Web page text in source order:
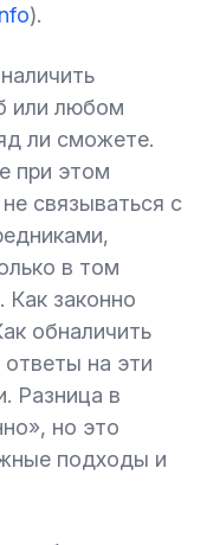
).
или любом
ли сможете.
при этом
связываться с
в том
Как законно
обналичить
ответы на эти
Разница в
но это
подходы и